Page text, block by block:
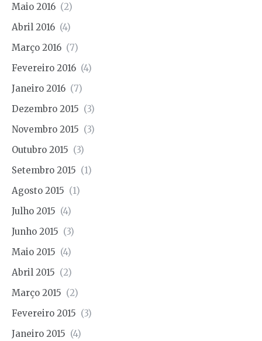
Maio 2016 (2)
Abril 2016 (4)
Março 2016 (7)
Fevereiro 2016 (4)
Janeiro 2016 (7)
Dezembro 2015 (3)
Novembro 2015 (3)
Outubro 2015 (3)
Setembro 2015 (1)
Agosto 2015 (1)
Julho 2015 (4)
Junho 2015 (3)
Maio 2015 (4)
Abril 2015 (2)
Março 2015 (2)
Fevereiro 2015 (3)
Janeiro 2015 (4)